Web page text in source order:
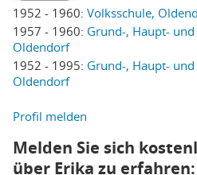
1952 - 1960: Volksschule,
1957 - 1960: Grund-, Haupt-
Oldendorf
1952 - 1995: Grund-, Haupt-
Oldendorf
Profil melden
Melden Sie sich
über Erika zu erfahren: